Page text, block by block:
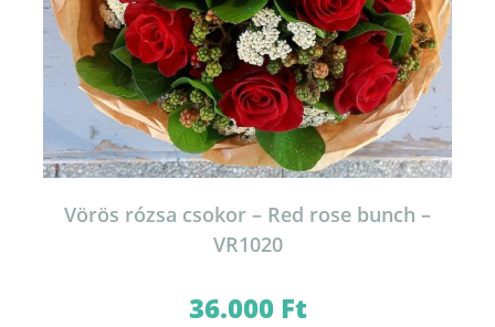
Vörös rózsa csokor – Red rose bunch –
VR1020
36.000 Ft